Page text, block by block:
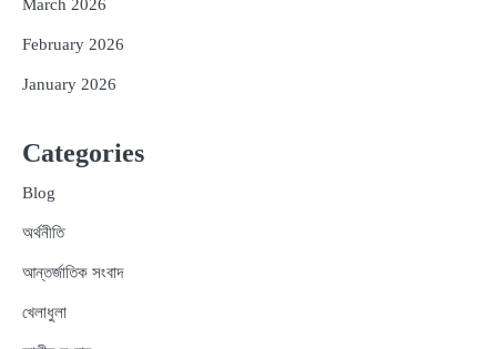
March 2026
February 2026
January 2026
Categories
Blog
অর্থনীতি
আন্তর্জাতিক সংবাদ
খেলাধুলা